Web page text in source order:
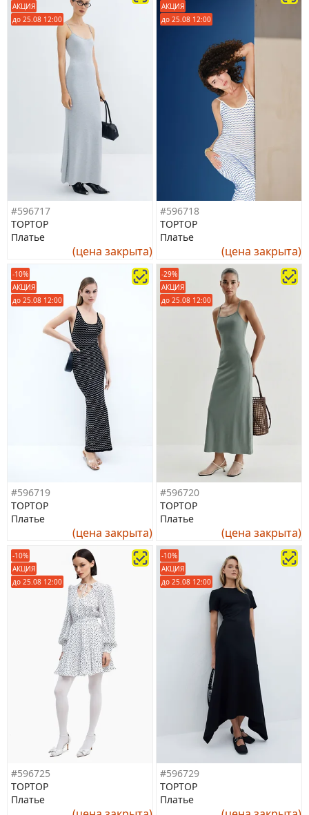
АКЦИЯ
до 25.08 12:00
#596717
TOPTOP
Платье
(цена закрыта)
АКЦИЯ
до 25.08 12:00
#596718
TOPTOP
Платье
(цена закрыта)
-10%
АКЦИЯ
до 25.08 12:00
#596719
TOPTOP
Платье
(цена закрыта)
-29%
АКЦИЯ
до 25.08 12:00
#596720
TOPTOP
Платье
(цена закрыта)
-10%
АКЦИЯ
до 25.08 12:00
#596725
TOPTOP
Платье
-10%
АКЦИЯ
до 25.08 12:00
#596729
TOPTOP
Платье